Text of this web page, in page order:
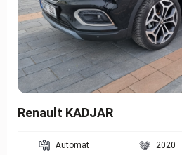
Renault KADJAR
Automat 2020